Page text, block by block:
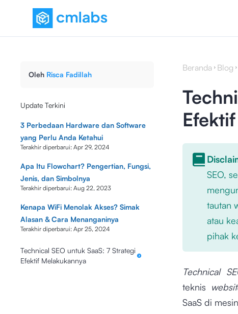
Oleh Risca Fadillah
Update Terkini
3 Perbedaan Hardware dan Software
yang Perlu Anda Ketahui
Terakhir diperbarui: Apr 29, 2024
Apa Itu Flowchart? Pengertian, Fungsi,
Jenis, dan Simbolnya
Terakhir diperbarui: Aug 22, 2023
Kenapa WiFi Menolak Akses? Simak
Alasan & Cara Menanganinya
Terakhir diperbarui: Apr 25, 2024
Technical SEO untuk SaaS: 7 Strategi
Efektif Melakukannya
Beranda Blog
SEO,
tautan
atau
pihak
Technical
teknis
SaaS di